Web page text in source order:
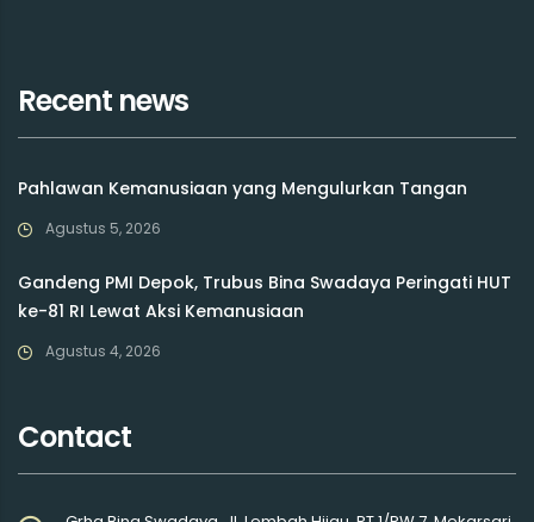
Recent news
Pahlawan Kemanusiaan yang Mengulurkan Tangan
Agustus 5, 2026
Gandeng PMI Depok, Trubus Bina Swadaya Peringati HUT
ke-81 RI Lewat Aksi Kemanusiaan
Agustus 4, 2026
Contact